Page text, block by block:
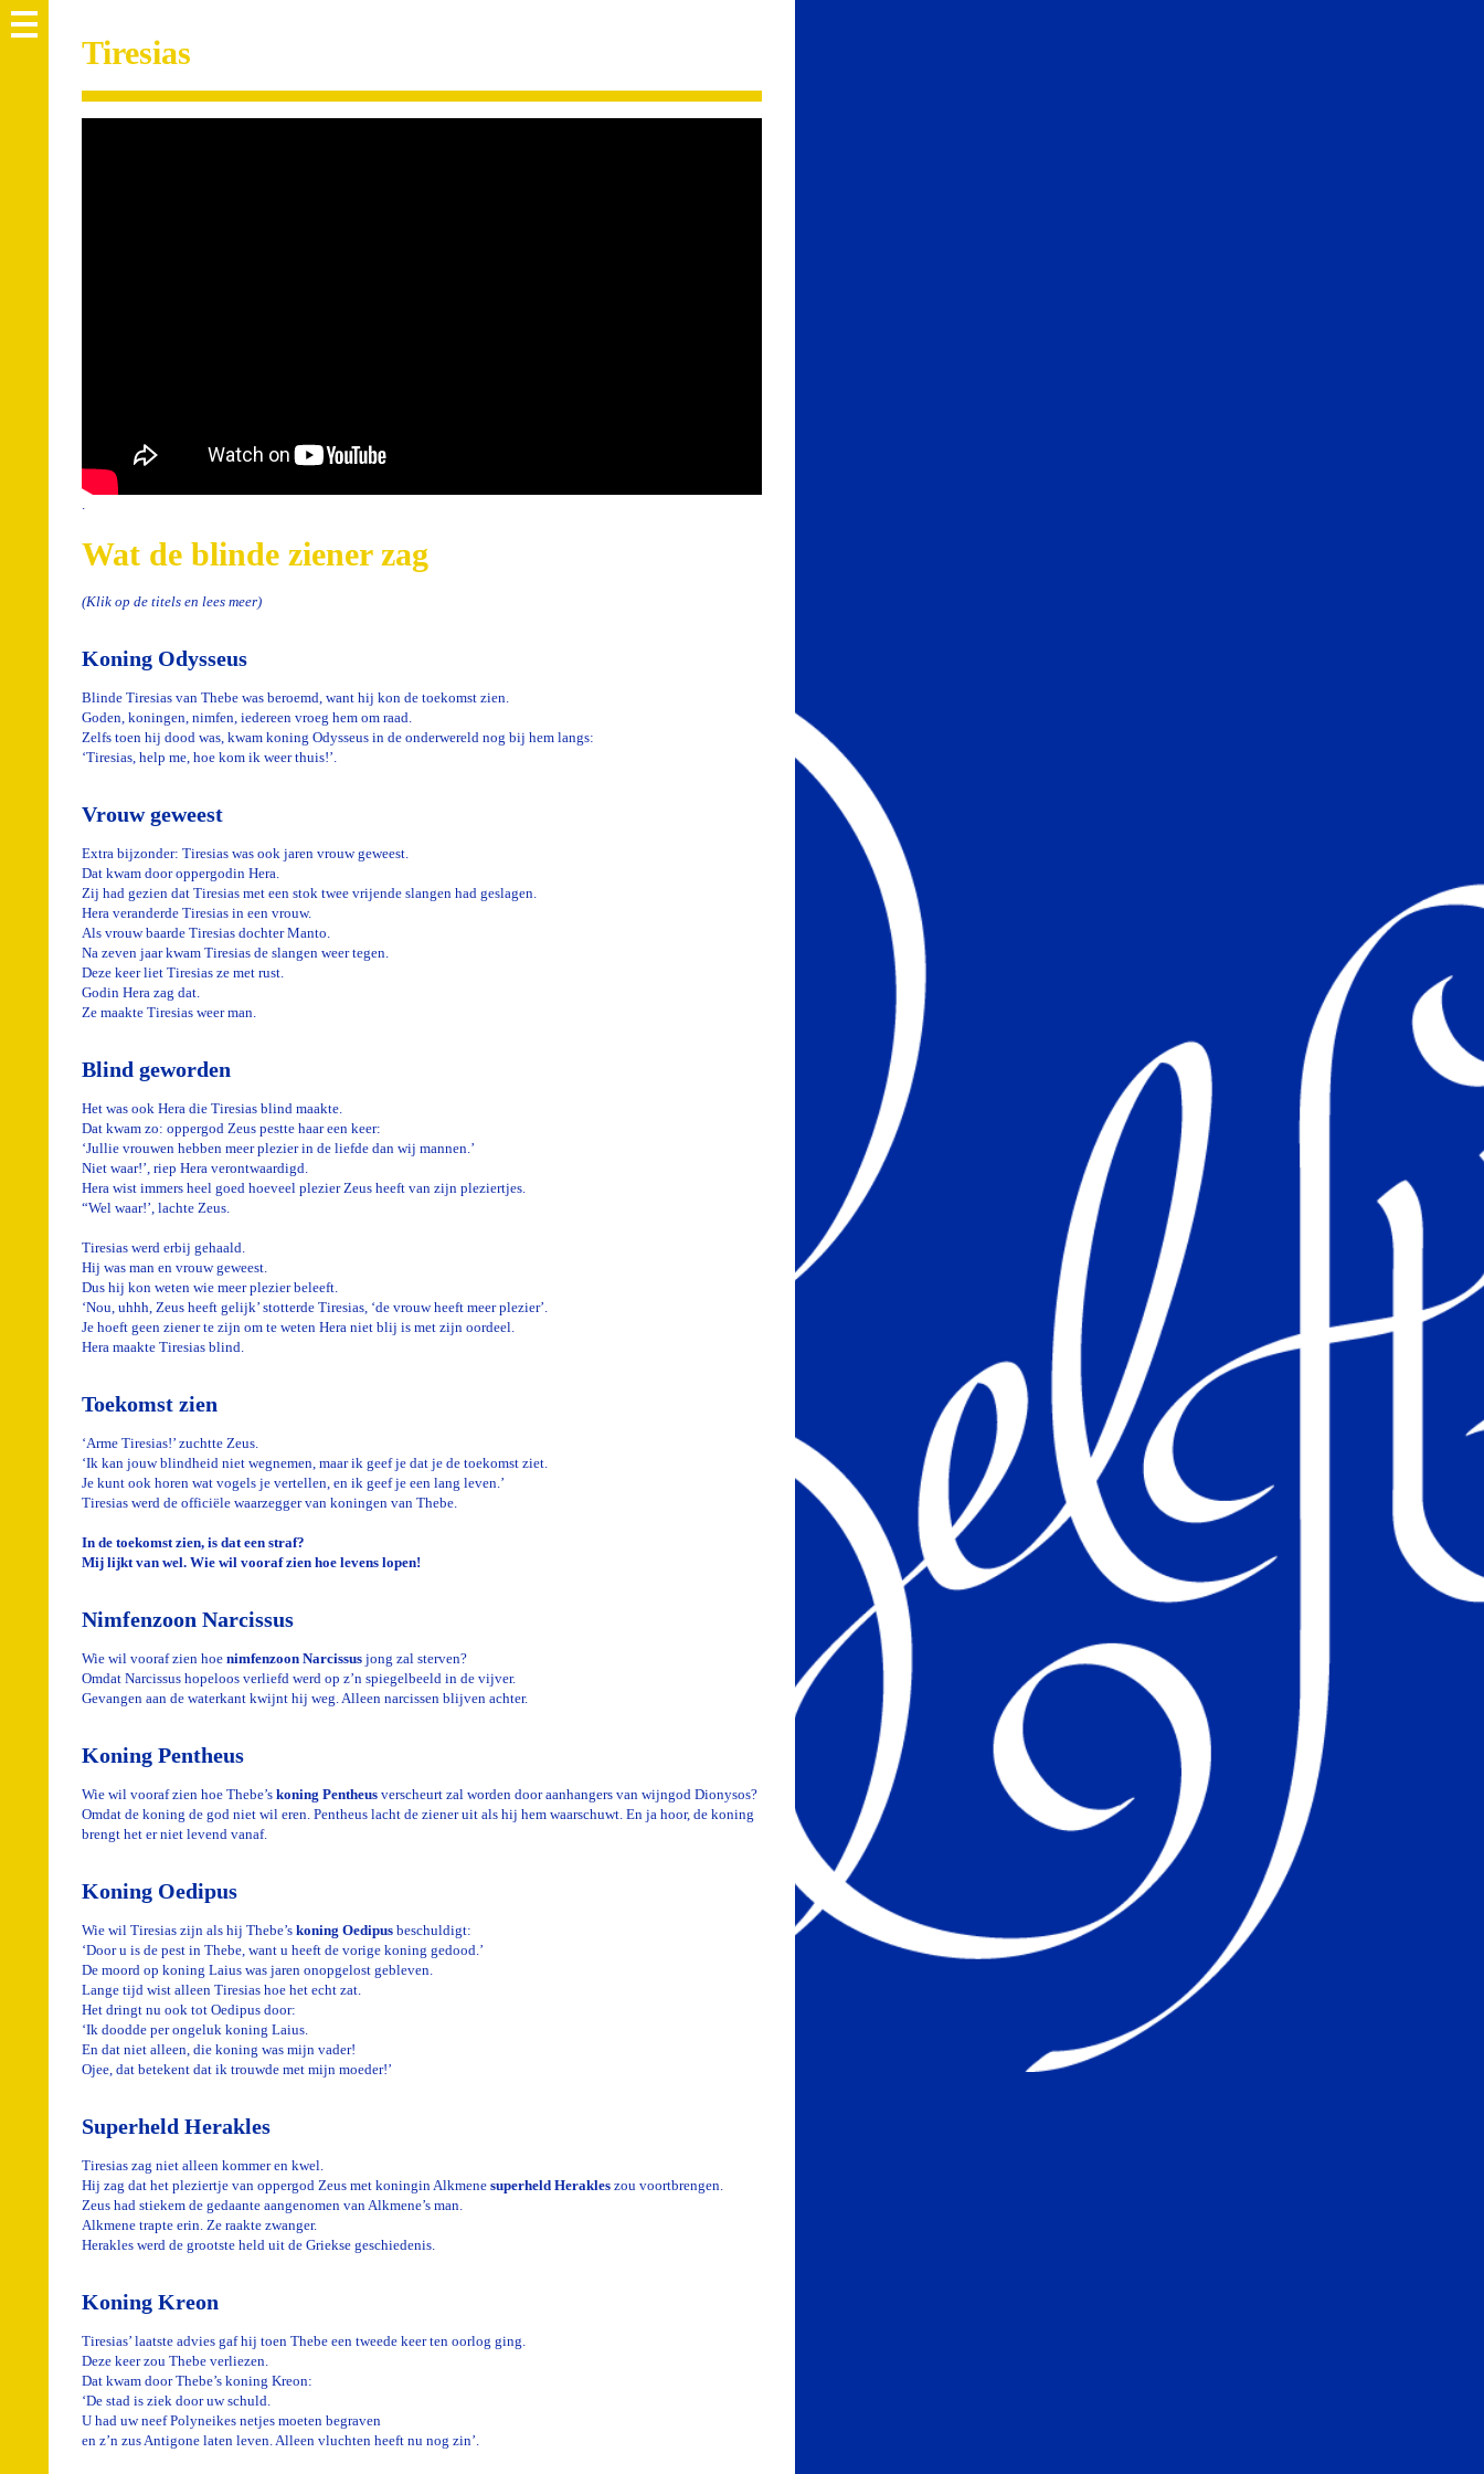
Tiresias
Wat de blinde ziener zag
(Klik op de titels en lees meer)
Koning Odysseus
Blinde Tiresias van Thebe was beroemd, want hij kon de toekomst zien.
Goden, koningen, nimfen, iedereen vroeg hem om raad.
Zelfs toen hij dood was, kwam koning Odysseus in de onderwereld nog bij hem langs:
‘Tiresias, help me, hoe kom ik weer thuis!’.
Vrouw geweest
Extra bijzonder: Tiresias was ook jaren vrouw geweest.
Dat kwam door oppergodin Hera.
Zij had gezien dat Tiresias met een stok twee vrijende slangen had geslagen.
Hera veranderde Tiresias in een vrouw.
Als vrouw baarde Tiresias dochter Manto.
Na zeven jaar kwam Tiresias de slangen weer tegen.
Deze keer liet Tiresias ze met rust.
Godin Hera zag dat.
Ze maakte Tiresias weer man.
Blind geworden
Het was ook Hera die Tiresias blind maakte.
Dat kwam zo: oppergod Zeus pestte haar een keer:
‘Jullie vrouwen hebben meer plezier in de liefde dan wij mannen.’
Niet waar!’, riep Hera verontwaardigd.
Hera wist immers heel goed hoeveel plezier Zeus heeft van zijn pleziertjes.
“Wel waar!’, lachte Zeus.
Tiresias werd erbij gehaald.
Hij was man en vrouw geweest.
Dus hij kon weten wie meer plezier beleeft.
‘Nou, uhhh, Zeus heeft gelijk’ stotterde Tiresias, ‘de vrouw heeft meer plezier’.
Je hoeft geen ziener te zijn om te weten Hera niet blij is met zijn oordeel.
Hera maakte Tiresias blind.
Toekomst zien
‘Arme Tiresias!’ zuchtte Zeus.
‘Ik kan jouw blindheid niet wegnemen, maar ik geef je dat je de toekomst ziet.
Je kunt ook horen wat vogels je vertellen, en ik geef je een lang leven.’
Tiresias werd de officiële waarzegger van koningen van Thebe.
In de toekomst zien, is dat een straf?
Mij lijkt van wel. Wie wil vooraf zien hoe levens lopen!
Nimfenzoon Narcissus
Wie wil vooraf zien hoe nimfenzoon Narcissus jong zal sterven?
Omdat Narcissus hopeloos verliefd werd op z’n spiegelbeeld in de vijver.
Gevangen aan de waterkant kwijnt hij weg. Alleen narcissen blijven achter.
Koning Pentheus
Wie wil vooraf zien hoe Thebe’s koning Pentheus verscheurt zal worden door aanhangers van wijngod Dionysos?
Omdat de koning de god niet wil eren. Pentheus lacht de ziener uit als hij hem waarschuwt. En ja hoor, de koning
brengt het er niet levend vanaf.
Koning Oedipus
Wie wil Tiresias zijn als hij Thebe’s koning Oedipus beschuldigt:
‘Door u is de pest in Thebe, want u heeft de vorige koning gedood.’
De moord op koning Laius was jaren onopgelost gebleven.
Lange tijd wist alleen Tiresias hoe het echt zat.
Het dringt nu ook tot Oedipus door:
‘Ik doodde per ongeluk koning Laius.
En dat niet alleen, die koning was mijn vader!
Ojee, dat betekent dat ik trouwde met mijn moeder!’
Superheld Herakles
Tiresias zag niet alleen kommer en kwel.
Hij zag dat het pleziertje van oppergod Zeus met koningin Alkmene superheld Herakles zou voortbrengen.
Zeus had stiekem de gedaante aangenomen van Alkmene’s man.
Alkmene trapte erin. Ze raakte zwanger.
Herakles werd de grootste held uit de Griekse geschiedenis.
Koning Kreon
Tiresias’ laatste advies gaf hij toen Thebe een tweede keer ten oorlog ging.
Deze keer zou Thebe verliezen.
Dat kwam door Thebe’s koning Kreon:
‘De stad is ziek door uw schuld.
U had uw neef Polyneikes netjes moeten begraven
en z’n zus Antigone laten leven. Alleen vluchten heeft nu nog zin’.